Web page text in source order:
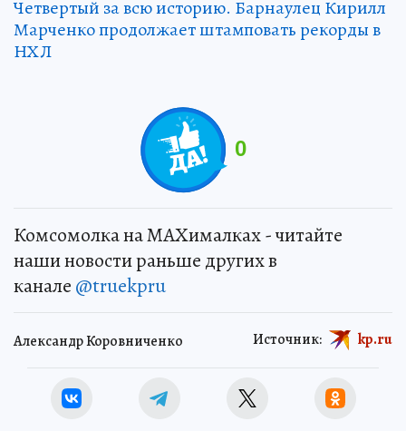
Четвертый за всю историю. Барнаулец Кирилл
Марченко продолжает штамповать рекорды в
НХЛ
0
Комсомолка на MAXималках - читайте
наши новости раньше других в
канале @truekpru
Александр Коровниченко Источник: kp.ru